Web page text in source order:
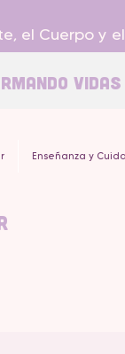
el Cuerpo y
Enseñanza y